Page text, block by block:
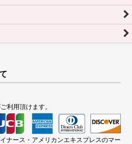
利用頂けます。
ナース・アメリカンエキスプレスのマー